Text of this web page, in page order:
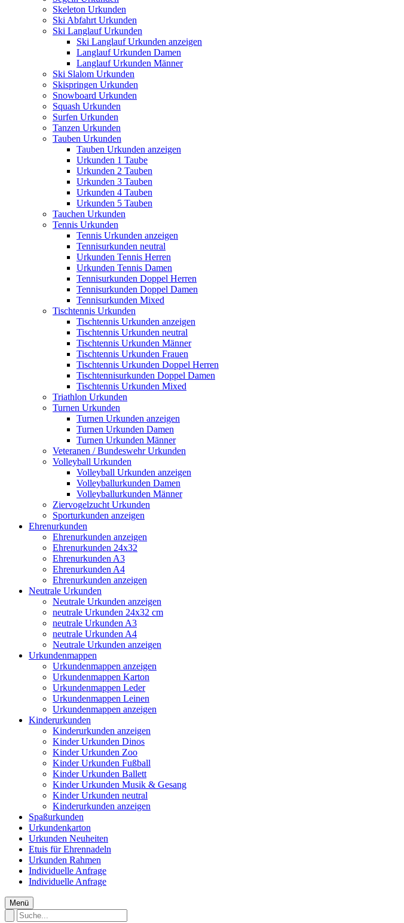
Skeleton Urkunden
Ski Abfahrt Urkunden
Ski Langlauf Urkunden
Ski Langlauf Urkunden anzeigen
Langlauf Urkunden Damen
Langlauf Urkunden Männer
Ski Slalom Urkunden
Skispringen Urkunden
Snowboard Urkunden
Squash Urkunden
Surfen Urkunden
Tanzen Urkunden
Tauben Urkunden
Tauben Urkunden anzeigen
Urkunden 1 Taube
Urkunden 2 Tauben
Urkunden 3 Tauben
Urkunden 4 Tauben
Urkunden 5 Tauben
Tauchen Urkunden
Tennis Urkunden
Tennis Urkunden anzeigen
Tennisurkunden neutral
Urkunden Tennis Herren
Urkunden Tennis Damen
Tennisurkunden Doppel Herren
Tennisurkunden Doppel Damen
Tennisurkunden Mixed
Tischtennis Urkunden
Tischtennis Urkunden anzeigen
Tischtennis Urkunden neutral
Tischtennis Urkunden Männer
Tischtennis Urkunden Frauen
Tischtennis Urkunden Doppel Herren
Tischtennisurkunden Doppel Damen
Tischtennis Urkunden Mixed
Triathlon Urkunden
Turnen Urkunden
Turnen Urkunden anzeigen
Turnen Urkunden Damen
Turnen Urkunden Männer
Veteranen / Bundeswehr Urkunden
Volleyball Urkunden
Volleyball Urkunden anzeigen
Volleyballurkunden Damen
Volleyballurkunden Männer
Ziervogelzucht Urkunden
Sporturkunden anzeigen
Ehrenurkunden
Ehrenurkunden anzeigen
Ehrenurkunden 24x32
Ehrenurkunden A3
Ehrenurkunden A4
Ehrenurkunden anzeigen
Neutrale Urkunden
Neutrale Urkunden anzeigen
neutrale Urkunden 24x32 cm
neutrale Urkunden A3
neutrale Urkunden A4
Neutrale Urkunden anzeigen
Urkundenmappen
Urkundenmappen anzeigen
Urkundenmappen Karton
Urkundenmappen Leder
Urkundenmappen Leinen
Urkundenmappen anzeigen
Kinderurkunden
Kinderurkunden anzeigen
Kinder Urkunden Dinos
Kinder Urkunden Zoo
Kinder Urkunden Fußball
Kinder Urkunden Ballett
Kinder Urkunden Musik & Gesang
Kinder Urkunden neutral
Kinderurkunden anzeigen
Spaßurkunden
Urkundenkarton
Urkunden Neuheiten
Etuis für Ehrennadeln
Urkunden Rahmen
Individuelle Anfrage
Individuelle Anfrage
Menü